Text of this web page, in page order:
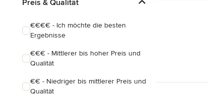
Preis & Qualität
€€€€ - Ich möchte die besten
Ergebnisse
€€€ - Mittlerer bis hoher Preis und
Qualität
€€ - Niedriger bis mittlerer Preis und
Qualität